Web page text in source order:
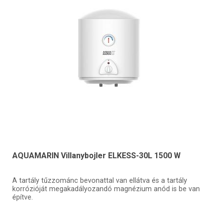
AQUAMARIN Villanybojler ELKESS-30L 1500 W
A tartály tűzzománc bevonattal van ellátva és a tartály
korrózióját megakadályozandó magnézium anód is be van
építve.